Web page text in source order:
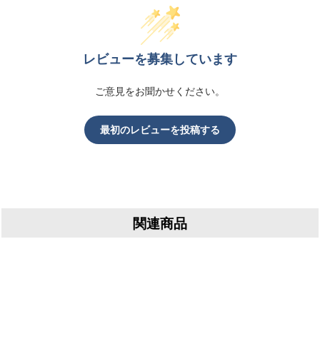
レビューを募集しています
ご意見をお聞かせください。
最初のレビューを投稿する
関連商品